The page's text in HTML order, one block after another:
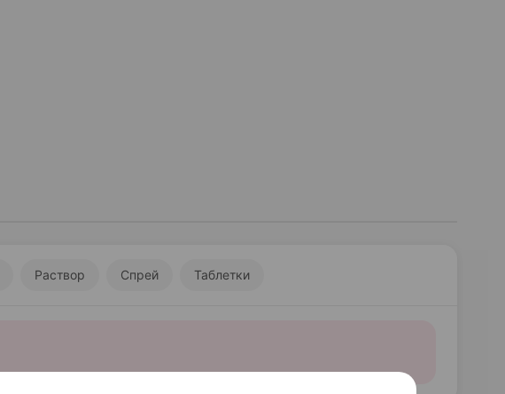
Раствор Спрей Таблетки